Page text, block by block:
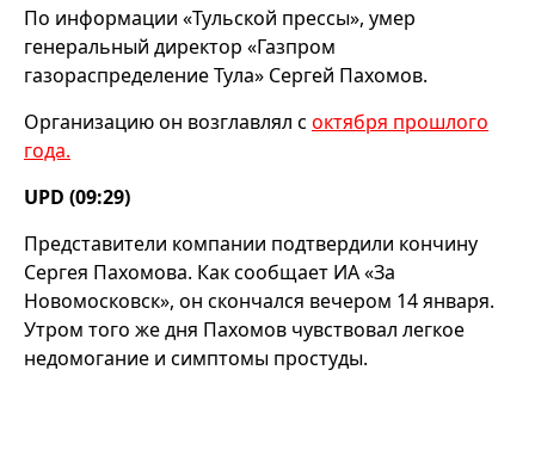
По информации «Тульской прессы», умер
генеральный директор «Газпром
газораспределение Тула» Сергей Пахомов.
Организацию он возглавлял с октября прошлого
года.
UPD (09:29)
Представители компании подтвердили кончину
Сергея Пахомова. Как сообщает ИА «За
Новомосковск», он скончался вечером 14 января.
Утром того же дня Пахомов чувствовал легкое
недомогание и симптомы простуды.